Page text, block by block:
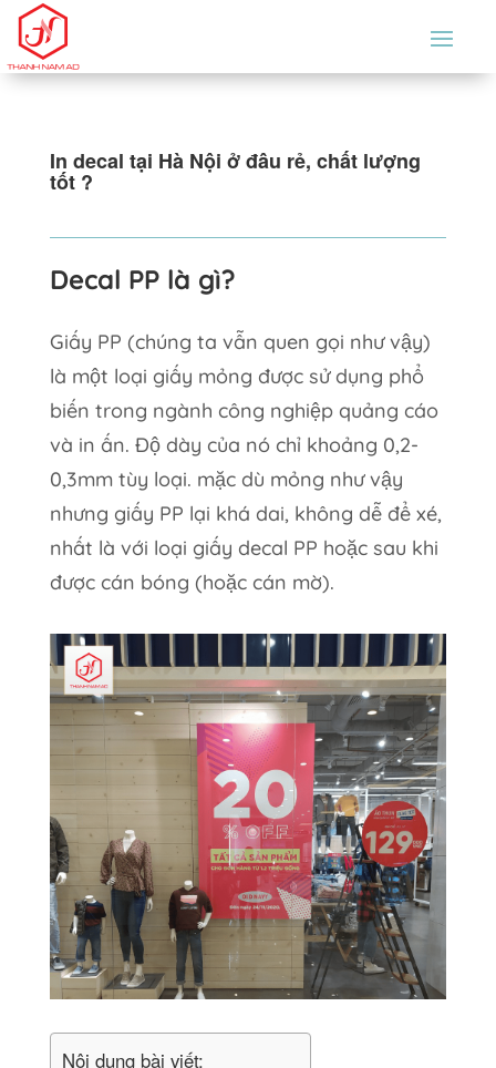
In decal tại Hà Nội ở đâu rẻ, chất lượng
tốt ?
Decal PP là gì?
Giấy PP (chúng ta vẫn quen gọi như vậy)
là một loại giấy mỏng được sử dụng phổ
biến trong ngành công nghiệp quảng cáo
và in ấn. Độ dày của nó chỉ khoảng 0,2-
0,3mm tùy loại. mặc dù mỏng như vậy
nhưng giấy PP lại khá dai, không dễ để xé,
nhất là với loại giấy decal PP hoặc sau khi
được cán bóng (hoặc cán mờ).
Nội dung bài viết: